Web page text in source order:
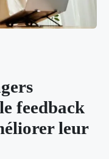
feedback
leur